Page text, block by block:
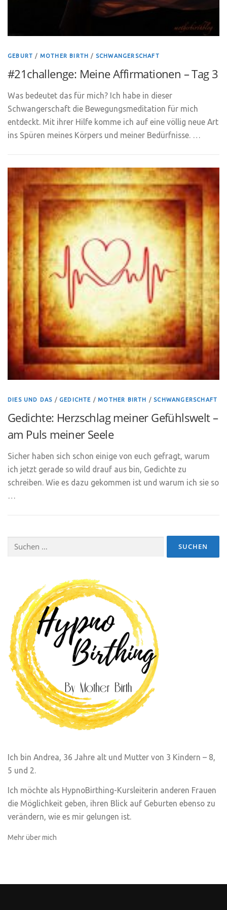
GEBURT / MOTHER BIRTH / SCHWANGERSCHAFT
#21challenge: Meine Affirmationen – Tag 3
Was bedeutet das für mich? Ich habe in dieser
Schwangerschaft die Bewegungsmeditation für mich
entdeckt. Mit ihrer Hilfe komme ich auf eine völlig neue Art
ins Spüren meines Körpers und meiner Bedürfnisse. …
DIES UND DAS / GEDICHTE /MOTHER BIRTH / SCHWANGERSCHAFT
Gedichte: Herzschlag meiner Gefühlswelt –
am Puls meiner Seele
Sicher haben sich schon einige von euch gefragt, warum
ich jetzt gerade so wild drauf aus bin, Gedichte zu
schreiben. Wie es dazu gekommen ist und warum ich sie so
…
Suchen
Ich bin Andrea, 36 Jahre alt und Mutter von 3 Kindern – 8,
5 und 2.
Ich möchte als HypnoBirthing-Kursleiterin anderen Frauen
die Möglichkeit geben, ihren Blick auf Geburten ebenso zu
verändern, wie es mir gelungen ist.
Mehr über mich